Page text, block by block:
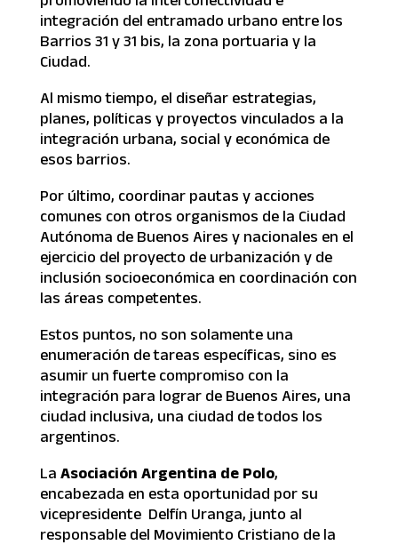
integración del entramado urbano entre los
Barrios 31 y 31 bis, la zona portuaria y la
Ciudad.
Al mismo tiempo, el diseñar estrategias,
planes, políticas y proyectos vinculados a la
integración urbana, social y económica de
esos barrios.
Por último, coordinar pautas y acciones
comunes con otros organismos de la Ciudad
Autónoma de Buenos Aires y nacionales en el
ejercicio del proyecto de urbanización y de
inclusión socioeconómica en coordinación con
las áreas competentes.
Estos puntos, no son solamente una
enumeración de tareas específicas, sino es
asumir un fuerte compromiso con la
integración para lograr de Buenos Aires, una
ciudad inclusiva, una ciudad de todos los
argentinos.
La Asociación Argentina de Polo,
encabezada en esta oportunidad por su
vicepresidente Delfín Uranga, junto al
responsable del Movimiento Cristiano de la